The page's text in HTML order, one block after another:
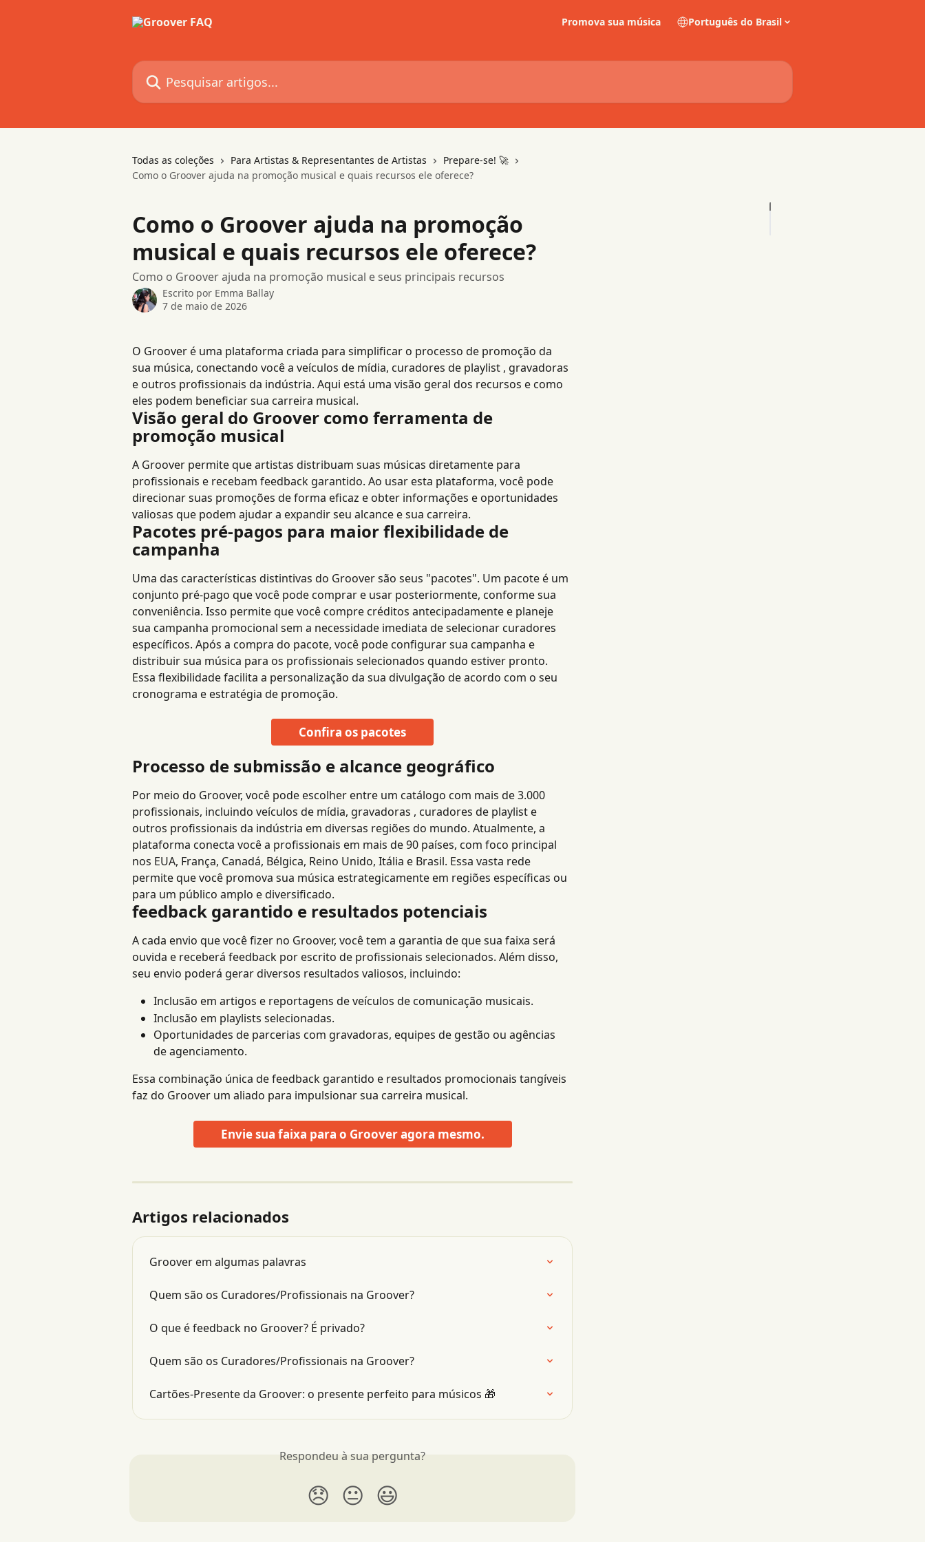
Promova sua música Português do Brasil
Pesquisar artigos...
Todas as coleções Para Artistas & Representantes de Artistas
Prepare-se! 🚀
Como o Groover ajuda na promoção musical e quais recursos ele oferece?
Como o Groover ajuda na promoção
musical e quais recursos ele oferece?
Como o Groover ajuda na promoção musical e seus principais recursos
Escrito por Emma Ballay
7 de maio de 2026
O Groover é uma plataforma criada para simplificar o processo de promoção da
sua música, conectando você a veículos de mídia, curadores de playlist , gravadoras
e outros profissionais da indústria. Aqui está uma visão geral dos recursos e como
eles podem beneficiar sua carreira musical.
Visão geral do Groover como ferramenta de
promoção musical
A Groover permite que artistas distribuam suas músicas diretamente para
profissionais e recebam feedback garantido. Ao usar esta plataforma, você pode
direcionar suas promoções de forma eficaz e obter informações e oportunidades
valiosas que podem ajudar a expandir seu alcance e sua carreira.
Pacotes pré-pagos para maior flexibilidade de
campanha
Uma das características distintivas do Groover são seus "pacotes". Um pacote é um
conjunto pré-pago que você pode comprar e usar posteriormente, conforme sua
conveniência. Isso permite que você compre créditos antecipadamente e planeje
sua campanha promocional sem a necessidade imediata de selecionar curadores
específicos. Após a compra do pacote, você pode configurar sua campanha e
distribuir sua música para os profissionais selecionados quando estiver pronto.
Essa flexibilidade facilita a personalização da sua divulgação de acordo com o seu
cronograma e estratégia de promoção.
Confira os pacotes
Processo de submissão e alcance geográfico
Por meio do Groover, você pode escolher entre um catálogo com mais de 3.000
profissionais, incluindo veículos de mídia, gravadoras , curadores de playlist e
outros profissionais da indústria em diversas regiões do mundo. Atualmente, a
plataforma conecta você a profissionais em mais de 90 países, com foco principal
nos EUA, França, Canadá, Bélgica, Reino Unido, Itália e Brasil. Essa vasta rede
permite que você promova sua música estrategicamente em regiões específicas ou
para um público amplo e diversificado.
feedback garantido e resultados potenciais
A cada envio que você fizer no Groover, você tem a garantia de que sua faixa será
ouvida e receberá feedback por escrito de profissionais selecionados. Além disso,
seu envio poderá gerar diversos resultados valiosos, incluindo:
Inclusão em artigos e reportagens de veículos de comunicação musicais.
Inclusão em playlists selecionadas.
Oportunidades de parcerias com gravadoras, equipes de gestão ou agências
de agenciamento.
Essa combinação única de feedback garantido e resultados promocionais tangíveis
faz do Groover um aliado para impulsionar sua carreira musical.
Envie sua faixa para o Groover agora mesmo.
Artigos relacionados
Groover em algumas palavras
Quem são os Curadores/Profissionais na Groover?
O que é feedback no Groover? É privado?
Quem são os Curadores/Profissionais na Groover?
Cartões-Presente da Groover: o presente perfeito para músicos 🎁
Respondeu à sua pergunta?
😞 😐 😃